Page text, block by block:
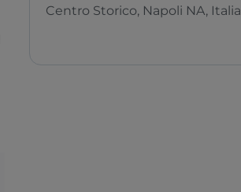
Centro Storico, Napoli NA, Italia